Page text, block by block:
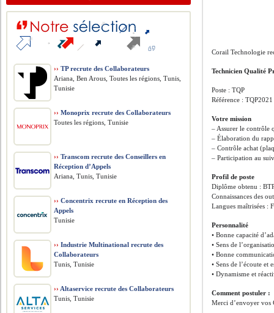
Corail Technologie
Technicien Qualité
Poste : TQP
Référence : TQP2021
Votre mission
– Assurer le contrôle
– Élaboration du
– Contrôle achat
– Participation au
Profil de poste
Diplôme obtenu :
Connaissances des
Langues maîtrisées :
Personnalité
• Bonne capacité
• Sens de
• Bonne
• Sens de l’écoute et
• Dynamisme et
Comment postuler :
Merci d’envoyer
›› TP recrute des Collaborateurs
Ariana, Ben Arous, Toutes les régions, Tunis,
Tunisie
›› Monoprix recrute des Collaborateurs
Toutes les régions, Tunisie
›› Transcom recrute des Conseillers en
Réception d’Appels
Ariana, Tunis, Tunisie
›› Concentrix recrute en Réception des
Appels
Tunisie
›› Industrie Multinational recrute des
Collaborateurs
Tunis, Tunisie
›› Altaservice recrute des Collaborateurs
Tunis, Tunisie